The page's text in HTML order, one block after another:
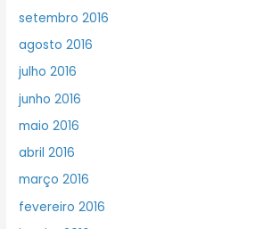
setembro 2016
agosto 2016
julho 2016
junho 2016
maio 2016
abril 2016
março 2016
fevereiro 2016